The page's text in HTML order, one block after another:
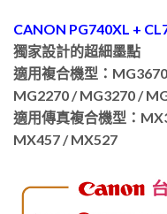
CANON PG740XL +
獨家設計的超細墨點
適用複合機型：
MG2270 / MG3270 /
適用傳真複合機型：
MX457 / MX527